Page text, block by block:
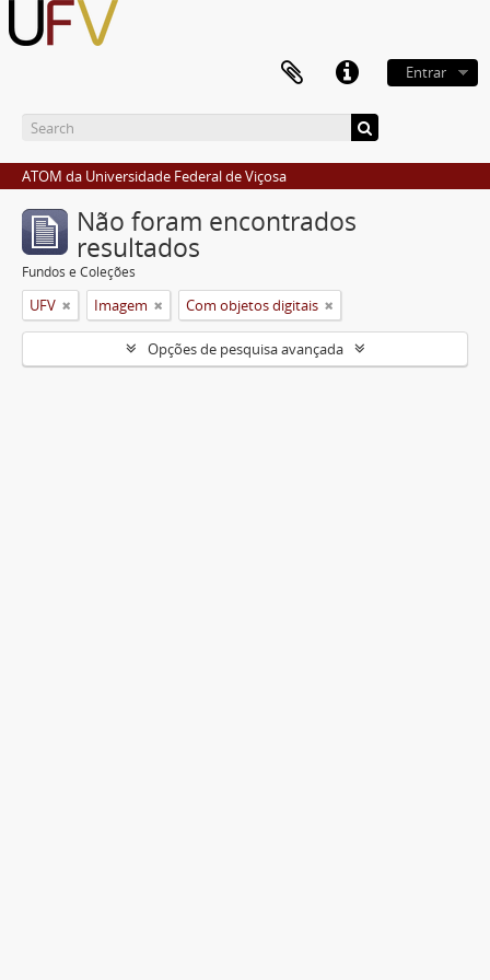
Entrar
ATOM da Universidade Federal de Viçosa
Não foram encontrados
resultados
Fundos e Coleções
UFV Imagem Com objetos digitais
Opções de pesquisa avançada